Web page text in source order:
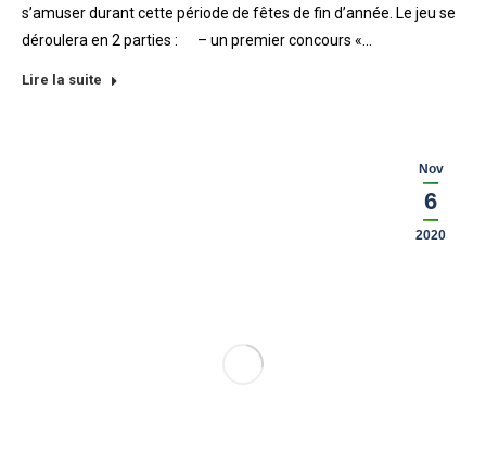
s’amuser durant cette période de fêtes de fin d’année. Le jeu se
déroulera en 2 parties : – un premier concours «…
Lire la suite
Nov
6
2020